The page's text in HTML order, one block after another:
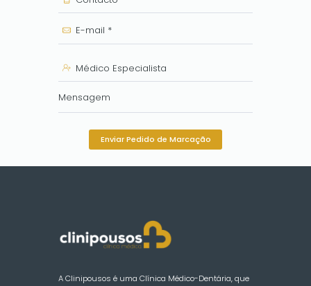
Enviar Pedido de Marcação
A Clinipousos é uma Clínica Médico-Dentária, que